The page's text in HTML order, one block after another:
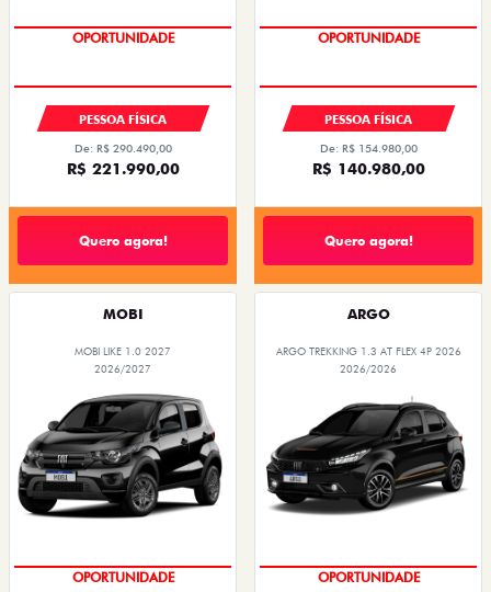
OPORTUNIDADE
PESSOA FÍSICA
De: R$ 290.490,00
R$ 221.990,00
Quero agora!
OPORTUNIDADE
PESSOA FÍSICA
De: R$ 154.980,00
R$ 140.980,00
Quero agora!
MOBI
MOBI LIKE 1.0 2027
2026/2027
OPORTUNIDADE
ARGO
ARGO TREKKING 1.3 AT FLEX 4P 2026
2026/2026
OPORTUNIDADE